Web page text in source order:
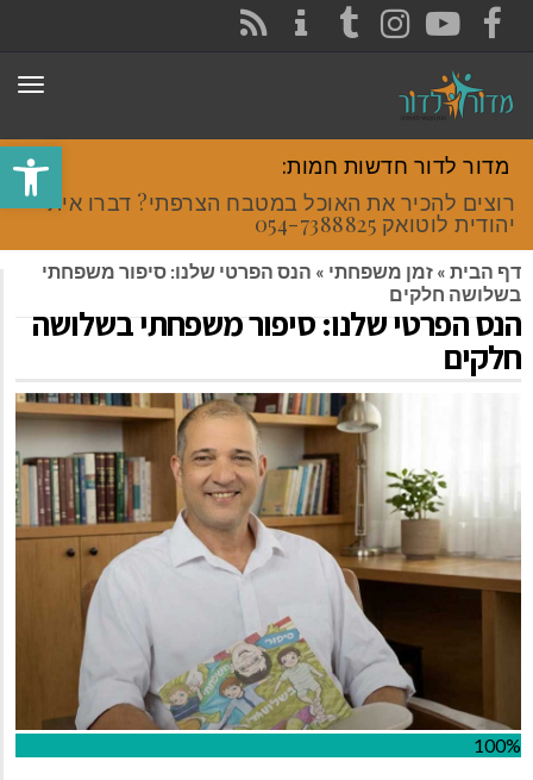
פתח
FACEBOOK
YOUTUBE
INSTAGRAM
TUMBLR
מדור לדור חדשות חמות:
רוצים להכיר את האוכל במטבח הצרפתי? דברו איתי
יהודית לוטואק 054-7388825.
דף הבית » זמן משפחתי » הנס הפרטי שלנו: סיפור משפחתי
בשלושה חלקים
הנס הפרטי שלנו: סיפור משפחתי בשלושה
חלקים
100%